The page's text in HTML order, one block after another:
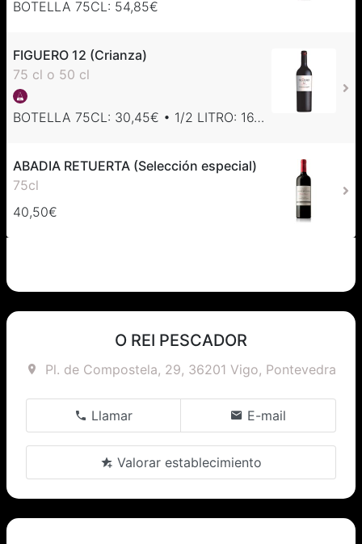
BOTELLA 75CL: 54,85€
FIGUERO 12 (Crianza)
75 cl o 50 cl
BOTELLA 75CL: 30,45€ • 1/2 LITRO: 16,85€
ABADIA RETUERTA (Selección especial)
75cl
40,50€
O REI PESCADOR
Pl. de Compostela, 29, 36201 Vigo, Pontevedra
Llamar E-mail
Valorar establecimiento